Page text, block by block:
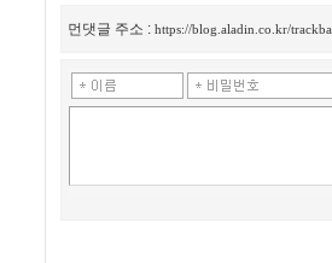
먼댓글 주소 : https://blog.aladin.co.kr/